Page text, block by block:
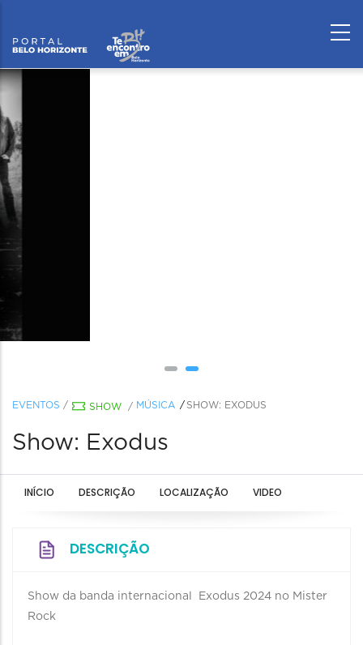
EVENTOS / SHOW / MÚSICA SHOW: EXODUS
Show: Exodus
INÍCIO DESCRIÇÃO LOCALIZAÇÃO VIDEO
DESCRIÇÃO
Show da banda internacional Exodus 2024 no Mister
Rock